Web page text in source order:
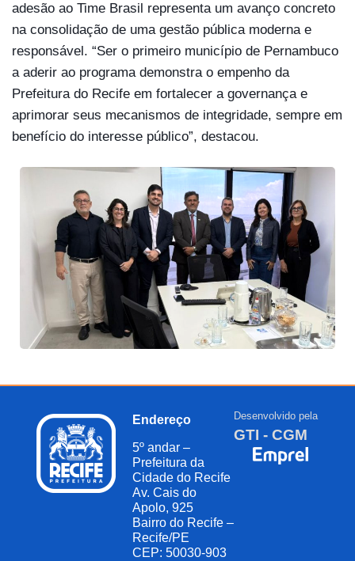
adesão ao Time Brasil representa um avanço concreto
na consolidação de uma gestão pública moderna e
responsável. “Ser o primeiro município de Pernambuco
a aderir ao programa demonstra o empenho da
Prefeitura do Recife em fortalecer a governança e
aprimorar seus mecanismos de integridade, sempre em
benefício do interesse público”, destacou.
Endereço
5º andar –
Prefeitura da
Cidade do Recife
Av. Cais do
Apolo, 925
Bairro do Recife –
Recife/PE
CEP: 50030-903
Desenvolvido pela
GTI - CGM